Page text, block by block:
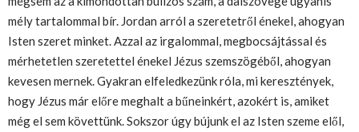
mély tartalommal bír. Jordan arról a szeretetről énekel, ahogyan
Isten szeret minket. Azzal az irgalommal, megbocsájtással és
mérhetetlen szeretettel énekel Jézus szemszögéből, ahogyan
kevesen mernek. Gyakran elfeledkezünk róla, mi keresztények,
hogy Jézus már előre meghalt a bűneinkért, azokért is, amiket
még el sem követtünk. Sokszor úgy bújunk el az Isten szeme elől,